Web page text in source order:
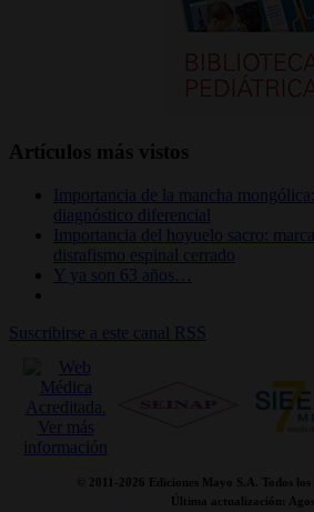
Artículos más vistos
Importancia de la mancha
diagnóstico diferencial
Importancia del hoyuelo sacro:
disrafismo espinal cerrado
Y ya son 63 años…
Suscribirse a este canal RSS
© 2011- 2026 Ediciones Mayo S.A. Todos
Última actualización: